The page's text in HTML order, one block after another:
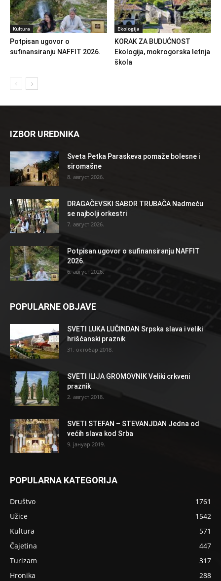
Kultura
Potpisan ugovor o
sufinansiranju NAFFIT 2026.
Ekologija
KORAK ZA BUDUĆNOST
Ekologija, mokrogorska letnja
škola
IZBOR UREDNIKA
Sveta Petka Paraskeva pomaže bolesne i
siromašne
8. август 2026.
DRAGAČEVSKI SABOR TRUBAČA Nadmeću
se najbolji orkestri
7. август 2026.
Potpisan ugovor o sufinansiranju NAFFIT
2026.
6. август 2026.
POPULARNE OBJAVE
SVETI LUKA LUČINDAN Srpska slava i veliki
hrišćanski praznik
31. октобар 2018.
SVETI ILIJA GROMOVNIK Veliki crkveni
praznik
2. август 2018.
SVETI STEFAN – STEVANJDAN Jedna od
većih slava kod Srba
9. јануар 2019.
POPULARNA KATEGORIJA
Društvo
1761
Užice
1542
Kultura
571
Čajetina
447
Turizam
317
Hronika
288